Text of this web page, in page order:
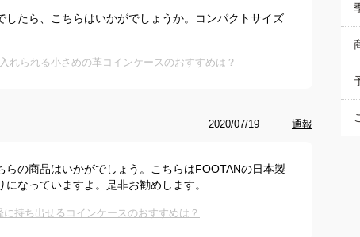
たら、こちらはいかがでしょうか。コンパクトサイズ
れられる小さめの革コインケースのおすすめは？
2020/07/19 通報
らの商品はいかがでしょう。こちらはFOOTANの日本製
なっていますよ。是非お勧めします。
持ち出せるコインケースのおすすめは？